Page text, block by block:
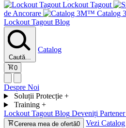
Lockout Tagout
de Ancorare
Catalog
Lockout Tagout Blog
Caută...
Catalog
0
Despre Noi
Soluții Protecție +
Training +
Lockout Tagout Blog Deveniți Partener
Cererea mea de ofertă0 Vezi Catalog